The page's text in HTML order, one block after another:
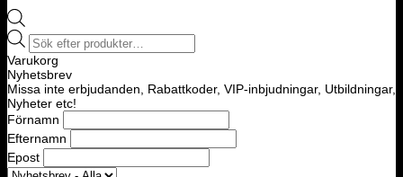
Products
search
Varukorg
Nyhetsbrev
Missa inte erbjudanden, Rabattkoder, VIP-inbjudningar, Utbildningar,
Nyheter etc!
Förnamn
Efternamn
Epost